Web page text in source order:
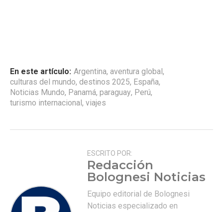
En este artículo: Argentina, aventura global,
culturas del mundo, destinos 2025, España,
Noticias Mundo, Panamá, paraguay, Perú,
turismo internacional, viajes
ESCRITO POR:
Redacción
Bolognesi Noticias
Equipo editorial de Bolognesi
Noticias especializado en